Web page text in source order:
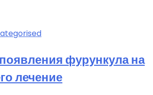
фурункула на
лечение